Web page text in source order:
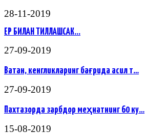
28-11-2019
ЕР БИЛАН ТИЛЛАШСАК...
27-09-2019
Ватан, кенгликларинг бағрида асил т…
27-09-2019
Пахтазорда зарбдор меҳнатнинг 60 ку…
15-08-2019